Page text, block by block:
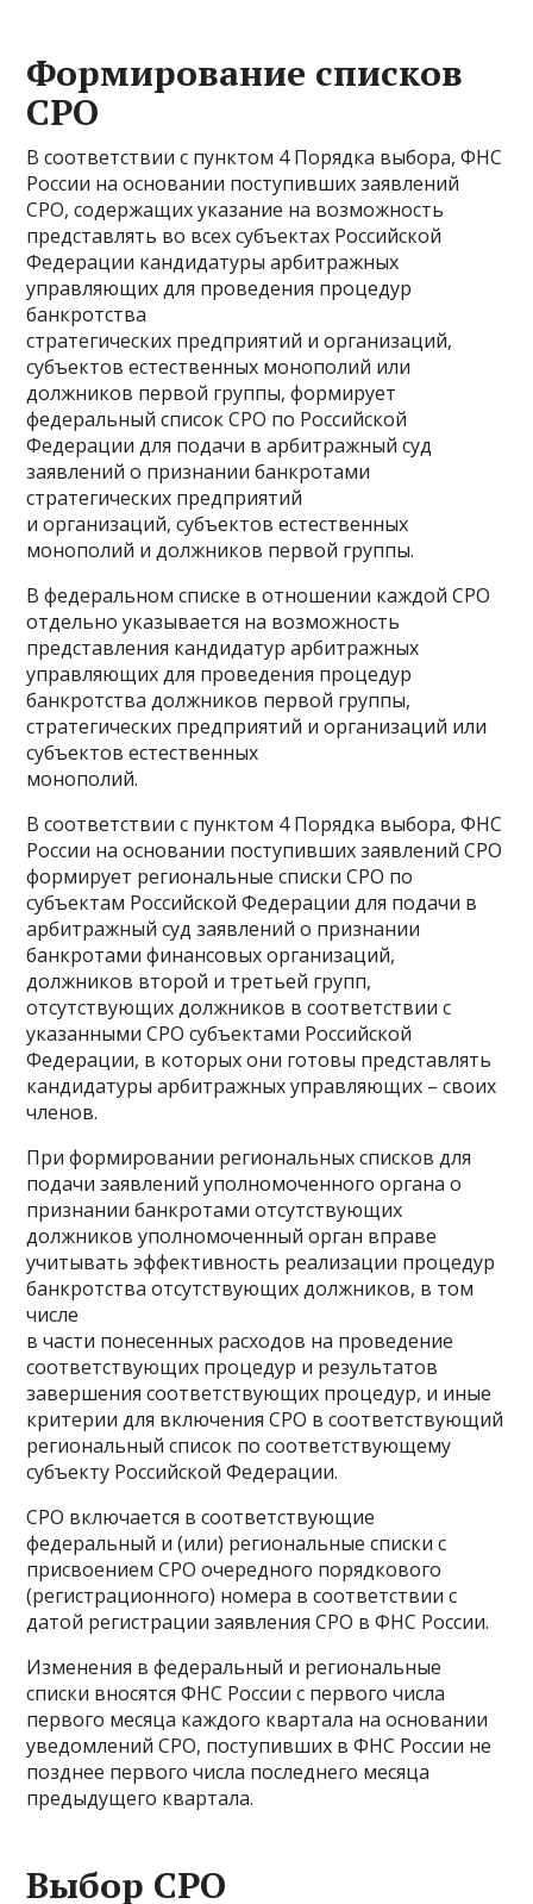
Формирование списков
СРО
В соответствии с пунктом 4 Порядка выбора, ФНС
России на основании поступивших заявлений
СРО, содержащих указание на возможность
представлять во всех субъектах Российской
Федерации кандидатуры арбитражных
управляющих для проведения процедур
банкротства
стратегических предприятий и организаций,
субъектов естественных монополий или
должников первой группы, формирует
федеральный список СРО по Российской
Федерации для подачи в арбитражный суд
заявлений о признании банкротами
стратегических предприятий
и организаций, субъектов естественных
монополий и должников первой группы.
В федеральном списке в отношении каждой СРО
отдельно указывается на возможность
представления кандидатур арбитражных
управляющих для проведения процедур
банкротства должников первой группы,
стратегических предприятий и организаций или
субъектов естественных
монополий.
В соответствии с пунктом 4 Порядка выбора, ФНС
России на основании поступивших заявлений СРО
формирует региональные списки СРО по
субъектам Российской Федерации для подачи в
арбитражный суд заявлений о признании
банкротами финансовых организаций,
должников второй и третьей групп,
отсутствующих должников в соответствии с
указанными СРО субъектами Российской
Федерации, в которых они готовы представлять
кандидатуры арбитражных управляющих – своих
членов.
При формировании региональных списков для
подачи заявлений уполномоченного органа о
признании банкротами отсутствующих
должников уполномоченный орган вправе
учитывать эффективность реализации процедур
банкротства отсутствующих должников, в том
числе
в части понесенных расходов на проведение
соответствующих процедур и результатов
завершения соответствующих процедур, и иные
критерии для включения СРО в соответствующий
региональный список по соответствующему
субъекту Российской Федерации.
СРО включается в соответствующие
федеральный и (или) региональные списки с
присвоением СРО очередного порядкового
(регистрационного) номера в соответствии с
датой регистрации заявления СРО в ФНС России.
Изменения в федеральный и региональные
списки вносятся ФНС России с первого числа
первого месяца каждого квартала на основании
уведомлений СРО, поступивших в ФНС России не
позднее первого числа последнего месяца
предыдущего квартала.
Выбор СРО